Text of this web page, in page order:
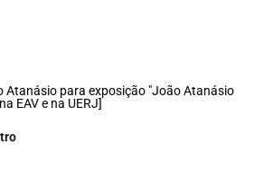
Atanásio para exposição "João Atanásio
EAV e na UERJ]